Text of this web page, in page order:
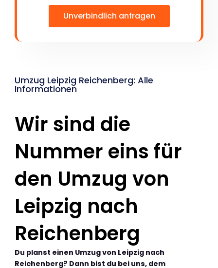
Unverbindlich anfragen
Umzug Leipzig Reichenberg: Alle
Informationen
Wir sind die
Nummer eins für
den Umzug von
Leipzig nach
Reichenberg
Du planst einen Umzug von Leipzig nach
Reichenberg? Dann bist du bei uns, dem